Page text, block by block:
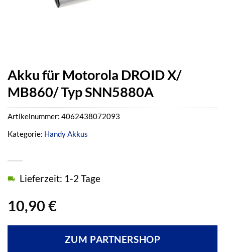
Akku für Motorola DROID X/
MB860/ Typ SNN5880A
10,90 €
Lieferzeit: 1-2 Tage
ZUM PARTNERSHOP
Artikelnummer: 4062438072093
Kategorie: Handy Akkus